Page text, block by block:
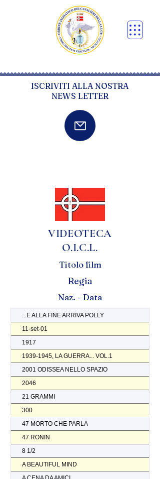
ISCRIVITI ALLA NOSTRA
NEWS LETTER
VIDEOTECA
O.I.C.L.
Titolo film
Regia
Naz. - Data
...E ALLA FINE ARRIVA POLLY
11-set-01
1917
1939-1945, LA GUERRA... VOL.1
2001 ODISSEA NELLO SPAZIO
2046
21 GRAMMI
300
47 MORTO CHE PARLA
47 RONIN
8 1/2
A BEAUTIFUL MIND